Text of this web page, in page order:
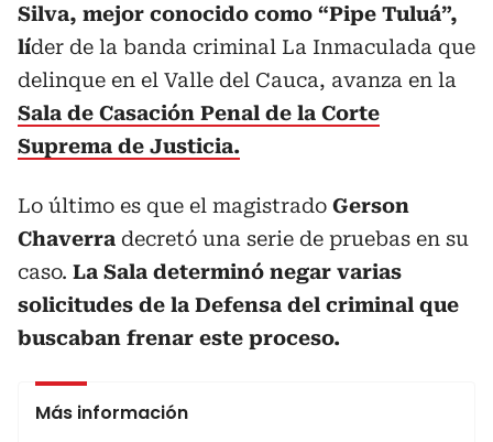
Silva, mejor conocido como “Pipe Tuluá”,
líder de la banda criminal La Inmaculada que
delinque en el Valle del Cauca, avanza en la
Sala de Casación Penal de la Corte
Suprema de Justicia.
Lo último es que el magistrado Gerson
Chaverra decretó una serie de pruebas en su
caso. La Sala determinó negar varias
solicitudes de la Defensa del criminal que
buscaban frenar este proceso.
Más información